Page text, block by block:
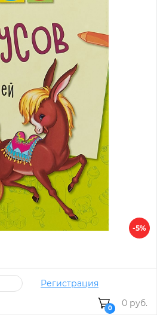
-5%
Регистрация
0 0 руб.